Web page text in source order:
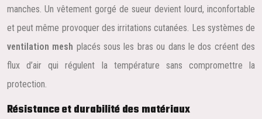
manches. Un vêtement gorgé de sueur devient lourd, inconfortable
et peut même provoquer des irritations cutanées. Les systèmes de
ventilation mesh placés sous les bras ou dans le dos créent des
flux d’air qui régulent la température sans compromettre la
protection.
Résistance et durabilité des matériaux